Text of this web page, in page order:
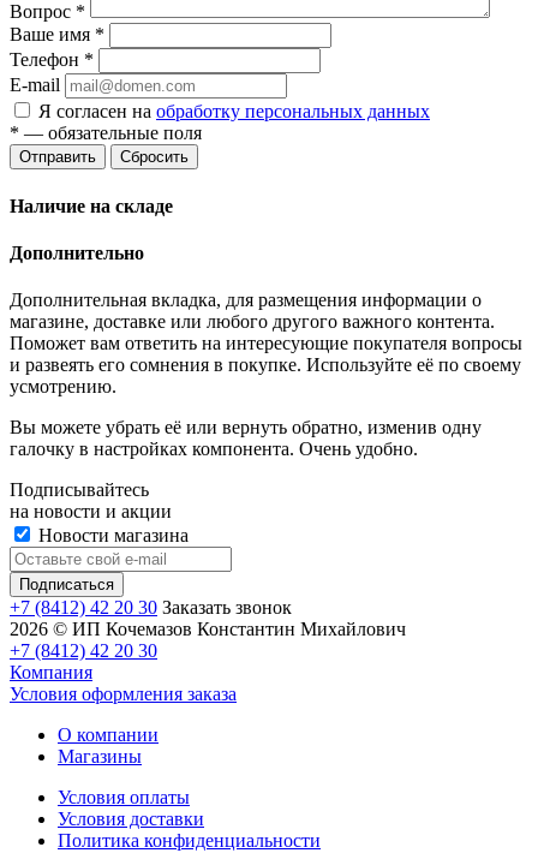
Вопрос *
Ваше имя *
Телефон *
E-mail
Я согласен на обработку персональных данных
* — обязательные поля
Отправить Сбросить
Наличие на складе
Дополнительно
Дополнительная вкладка, для размещения информации о
магазине, доставке или любого другого важного контента.
Поможет вам ответить на интересующие покупателя вопросы
и развеять его сомнения в покупке. Используйте её по своему
усмотрению.
Вы можете убрать её или вернуть обратно, изменив одну
галочку в настройках компонента. Очень удобно.
Подписывайтесь
на новости и акции
Новости магазина
+7 (8412) 42 20 30 Заказать звонок
2026 © ИП Кочемазов Константин Михайлович
+7 (8412) 42 20 30
Компания
Условия оформления заказа
О компании
Магазины
Условия оплаты
Условия доставки
Политика конфиденциальности